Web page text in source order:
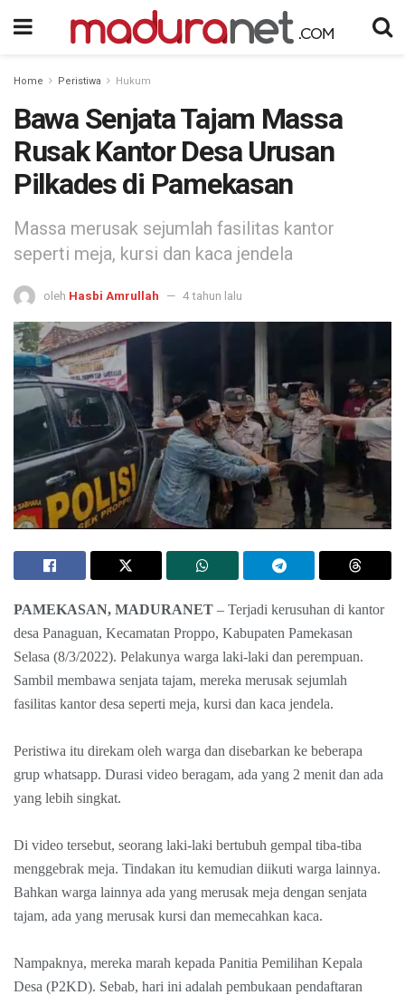
Home Peristiwa Hukum
Bawa Senjata Tajam Massa
Rusak Kantor Desa Urusan
Pilkades di Pamekasan
Massa merusak sejumlah fasilitas kantor
seperti meja, kursi dan kaca jendela
oleh Hasbi Amrullah 4 tahun lalu
PAMEKASAN, MADURANET – Terjadi kerusuhan di kantor
desa Panaguan, Kecamatan Proppo, Kabupaten Pamekasan
Selasa (8/3/2022). Pelakunya warga laki-laki dan perempuan.
Sambil membawa senjata tajam, mereka merusak sejumlah
fasilitas kantor desa seperti meja, kursi dan kaca jendela.
Peristiwa itu direkam oleh warga dan disebarkan ke beberapa
grup whatsapp. Durasi video beragam, ada yang 2 menit dan ada
yang lebih singkat.
Di video tersebut, seorang laki-laki bertubuh gempal tiba-tiba
menggebrak meja. Tindakan itu kemudian diikuti warga lainnya.
Bahkan warga lainnya ada yang merusak meja dengan senjata
tajam, ada yang merusak kursi dan memecahkan kaca.
Nampaknya, mereka marah kepada Panitia Pemilihan Kepala
Desa (P2KD). Sebab, hari ini adalah pembukaan pendaftaran